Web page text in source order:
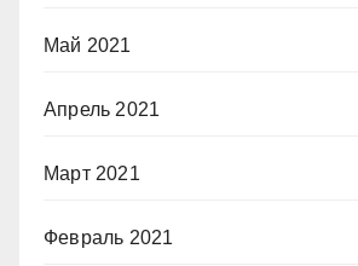
Май 2021
Апрель 2021
Март 2021
Февраль 2021